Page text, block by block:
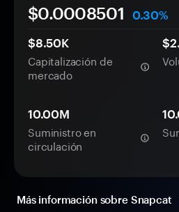
$0.0008501
0.30%
$8.50K
Capitalización de
mercado
10.00M
Suministro en
circulación
Más información sobre Snapcat